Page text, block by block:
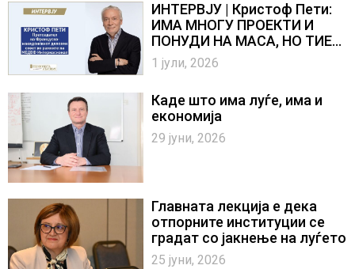
ИНТЕРВЈУ | Кристоф Пети:
ИМА МНОГУ ПРОЕКТИ И
ПОНУДИ НА МАСА, НО ТИЕ
НЕ СЕ МАТЕРИЈАЛИЗИРААТ
1 јули, 2026
Каде што има луѓе, има и
економија
29 јуни, 2026
Главната лекција е дека
отпорните институции се
градат со јакнење на луѓето
25 јуни, 2026